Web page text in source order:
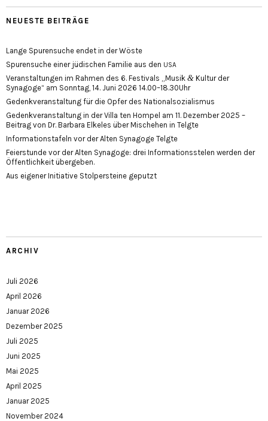
NEUESTE BEITRÄGE
Lange Spurensuche endet in der Wöste
Spurensuche einer jüdischen Familie aus den USA
Veranstaltungen im Rahmen des 6. Festivals „Musik & Kultur der
Synagoge“ am Sonntag, 14. Juni 2026 14.00–18.30Uhr
Gedenkveranstaltung für die Opfer des Nationalsozialismus
Gedenkveranstaltung in der Villa ten Hompel am 11. Dezember 2025 –
Beitrag von Dr. Barbara Elkeles über Mischehen in Telgte
Informationstafeln vor der Alten Synagoge Telgte
Feierstunde vor der Alten Synagoge: drei Informationsstelen werden der
Öffentlichkeit übergeben.
Aus eigener Initiative Stolpersteine geputzt
ARCHIV
Juli 2026
April 2026
Januar 2026
Dezember 2025
Juli 2025
Juni 2025
Mai 2025
April 2025
Januar 2025
November 2024